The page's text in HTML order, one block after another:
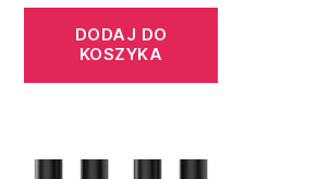
DODAJ DO
KOSZYKA